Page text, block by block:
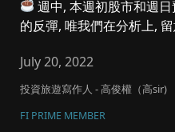
週中, 本週初股市和週
的反彈, 唯我們在分析上,
July 20, 2022
投資旅遊寫作人 - 高俊權（高sir)
FI PRIME MEMBER